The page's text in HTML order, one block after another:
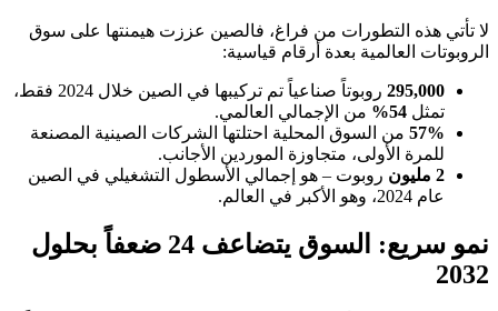
لا تأتي هذه التطورات من فراغ، فالصين عززت هيمنتها على سوق
الروبوتات العالمية بعدة أرقام قياسية:
295,000
روبوتاً صناعياً تم تركيبها في الصين خلال 2024 فقط،
تمثل 54%
من الإجمالي العالمي.
57% من السوق المحلية احتلتها الشركات الصينية المصنعة
للمرة الأولى، متجاوزة الموردين الأجانب.
2 مليون
روبوت – هو إجمالي الأسطول التشغيلي في الصين
عام 2024، وهو الأكبر في العالم.
نمو سريع: السوق يتضاعف 24 ضعفاً بحلول
2032